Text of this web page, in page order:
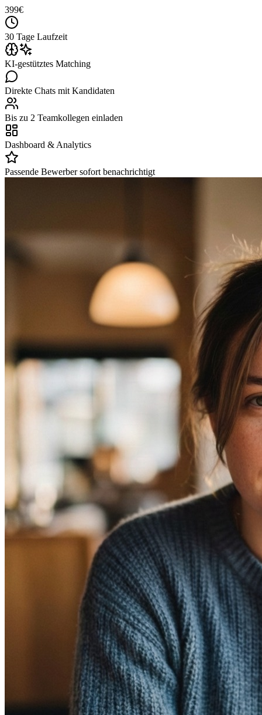
399€
30 Tage Laufzeit
KI-gestütztes Matching
Direkte Chats mit Kandidaten
Bis zu 2 Teamkollegen einladen
Dashboard & Analytics
Passende Bewerber sofort benachrichtigt